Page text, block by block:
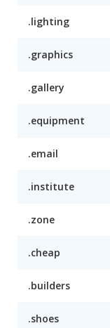
.lighting
.graphics
.gallery
.equipment
.email
.institute
.zone
.cheap
.builders
.shoes